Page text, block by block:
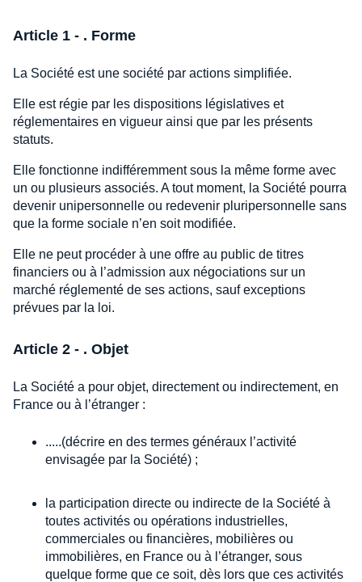
Article 1 - . Forme
La Société est une société par actions simplifiée.
Elle est régie par les dispositions législatives et
réglementaires en vigueur ainsi que par les présents
statuts.
Elle fonctionne indifféremment sous la même forme avec
un ou plusieurs associés. A tout moment, la Société pourra
devenir unipersonnelle ou redevenir pluripersonnelle sans
que la forme sociale n’en soit modifiée.
Elle ne peut procéder à une offre au public de titres
financiers ou à l’admission aux négociations sur un
marché réglementé de ses actions, sauf exceptions
prévues par la loi.
Article 2 - . Objet
La Société a pour objet, directement ou indirectement, en
France ou à l’étranger :
.....(décrire en des termes généraux l’activité
envisagée par la Société) ;
la participation directe ou indirecte de la Société à
toutes activités ou opérations industrielles,
commerciales ou financières, mobilières ou
immobilières, en France ou à l’étranger, sous
quelque forme que ce soit, dès lors que ces activités